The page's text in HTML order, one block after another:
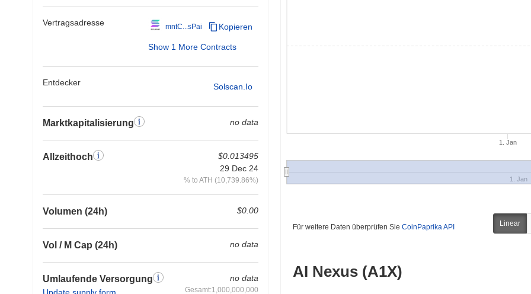
Vertragsadresse mntC...sPai Kopieren
Show 1 More Contracts
Entdecker Solscan.io
Marktkapitalisierung no data
Allzeithoch
$0.013495
29 Dec 24
% to ATH (10,739.86%)
Volumen (24h) $0.00
Vol / M Cap (24h) no data
Umlaufende Versorgung no data
Gesamt:1,000,000,000
1. Jan
1. Jan
Für weitere Daten überprüfen Sie CoinPaprika API Linear
AI Nexus (A1X)